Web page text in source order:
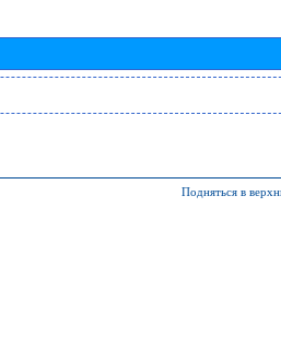
Подняться в